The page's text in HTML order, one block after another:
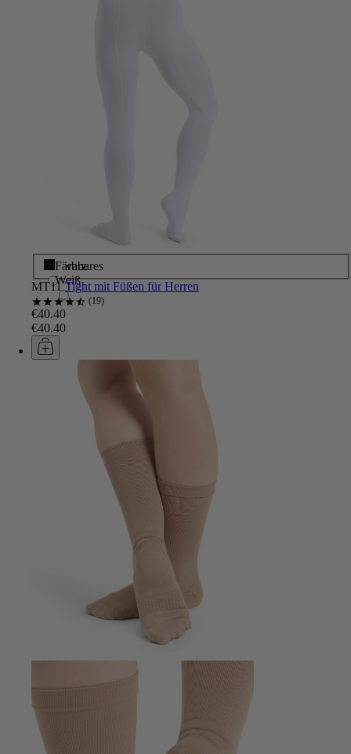
Schwarz
Färbbares
Weiß
MT11 Tight mit Füßen für Herren
19
€40.40
€40.40